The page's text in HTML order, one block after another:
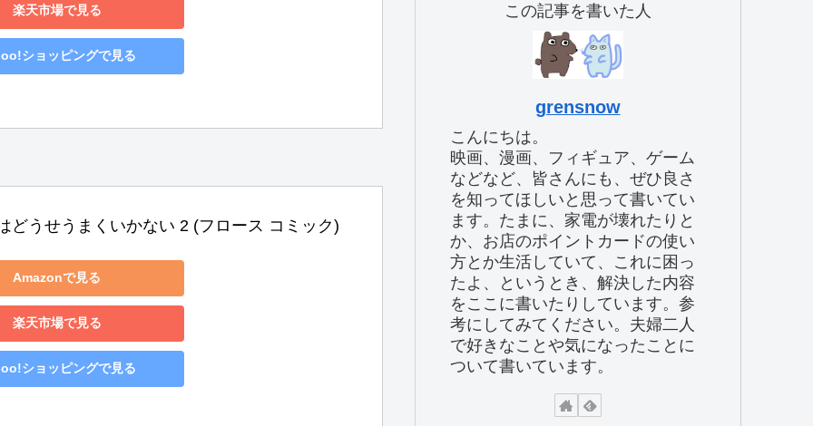
楽天市場で見る
ショッピングで見る
どうせうまくいかない 2 (フロース コミック)
Amazonで見る
楽天市場で見る
ショッピングで見る
この記事を書いた人
grensnow
こんにちは。
映画、漫画、フィギュア、ゲーム
などなど、皆さんにも、ぜひ良さ
を知ってほしいと思って書いてい
ます。たまに、家電が壊れたりと
か、お店のポイントカードの使い
方とか生活していて、これに困っ
たよ、というとき、解決した内容
をここに書いたりしています。参
考にしてみてください。夫婦二人
で好きなことや気になったことに
ついて書いています。